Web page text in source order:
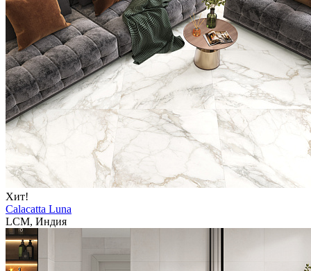
Хит!
Calacatta Luna
LCM, Индия